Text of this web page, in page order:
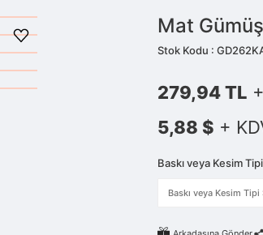
Mat
Stok Kodu :
279,94 TL
5,88 $ +
Baskı veya Kesim Tipi